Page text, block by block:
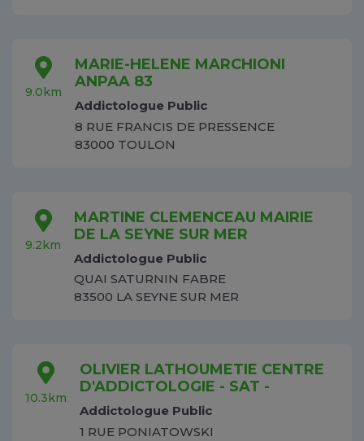
9.0km
MARIE-HELENE MARCHIONI
ANPAA 83
Addictologue Public
8 RUE FRANCIS DE PRESSENCE
83000 TOULON
9.2km
MARTINE CLEMENCEAU MAIRIE
DE LA SEYNE SUR MER
Addictologue Public
QUAI SATURNIN FABRE
83500 LA SEYNE SUR MER
10.3km
OLIVIER LATHOUMETIE CENTRE
D'ADDICTOLOGIE - SAT -
Addictologue Public
1 RUE PONIATOWSKI